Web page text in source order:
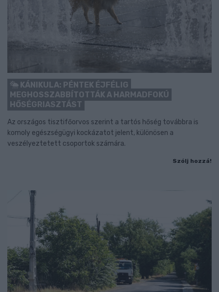
KÁNIKULA: PÉNTEK ÉJFÉLIG
MEGHOSSZABBÍTOTTÁK A HARMADFOKÚ
HŐSÉGRIASZTÁST
Az országos tisztifőorvos szerint a tartós hőség továbbra is
komoly egészségügyi kockázatot jelent, különösen a
veszélyeztetett csoportok számára.
Szólj hozzá!